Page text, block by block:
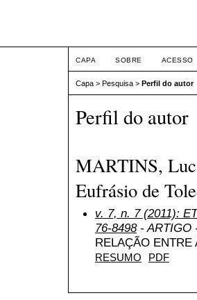
CAPA SOBRE ACESSO
Capa > Pesquisa > Perfil do autor
Perfil do autor
MARTINS,
Eufrásio de
v. 7, n. 7 (2011):
76-8498- ARTIGO
RELAÇÃO ENTRE
RESUMO PDF